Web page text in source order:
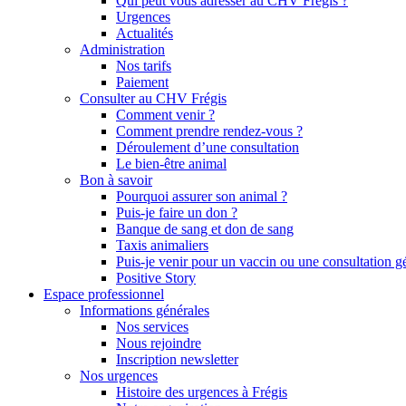
Urgences
Actualités
Administration
Nos tarifs
Paiement
Consulter au CHV Frégis
Comment venir ?
Comment prendre rendez-vous ?
Déroulement d’une consultation
Le bien-être animal
Bon à savoir
Pourquoi assurer son animal ?
Puis-je faire un don ?
Banque de sang et don de sang
Taxis animaliers
Puis-je venir pour un vaccin ou une consultation
Positive Story
Espace professionnel
Informations générales
Nos services
Nous rejoindre
Inscription newsletter
Nos urgences
Histoire des urgences à Frégis